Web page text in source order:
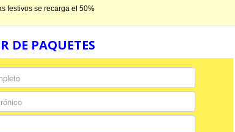
festivos se recarga el 50%
DE PAQUETES